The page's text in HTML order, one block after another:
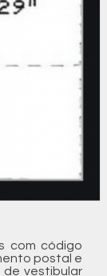
com código
postal e
vestibular